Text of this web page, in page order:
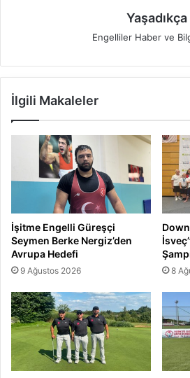
Yaşadıkça
Engelliler Haber ve
İlgili Makaleler
İşitme Engelli Güreşçi
Seymen Berke Nergiz’den
Avrupa Hedefi
9 Ağustos 2026 8